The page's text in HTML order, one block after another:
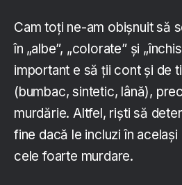
Cam toți ne-am obișnuit să
în „albe”, „colorate” și
important e să ții cont și de
(bumbac, sintetic, lână),
murdărie. Altfel, riști să
fine dacă le incluzi în
cele foarte murdare.